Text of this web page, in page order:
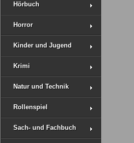
Hörbuch
Horror
Kinder und Jugend
Krimi
Natur und Technik
Rollenspiel
Sach- und Fachbuch